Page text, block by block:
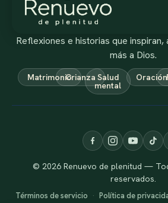
Reflexiones e historias que inspiran,
más a Dios.
MatrimonioCrianza Salud
mental
Oración
© 2026 Renuevo de plenitud —
reservados.
Términos de servicio · Política de